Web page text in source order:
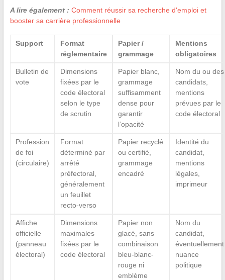
A lire également : Comment réussir sa recherche d'emploi et
booster sa carrière professionnelle
Support
Format
réglementaire
Papier /
grammage
Mentions
obligatoires
Bulletin de
vote
Dimensions
fixées par le
code électoral
selon le type
de scrutin
Papier blanc,
grammage
suffisamment
dense pour
garantir
l’opacité
Nom du ou des
candidats,
mentions
prévues par le
code électoral
Profession
de foi
(circulaire)
Format
déterminé par
arrêté
préfectoral,
généralement
un feuillet
recto-verso
Papier recyclé
ou certifié,
grammage
encadré
Identité du
candidat,
mentions
légales,
imprimeur
Affiche
officielle
(panneau
électoral)
Dimensions
maximales
fixées par le
code électoral
Papier non
glacé, sans
combinaison
bleu-blanc-
rouge ni
emblème
Nom du
candidat,
éventuellement
nuance
politique